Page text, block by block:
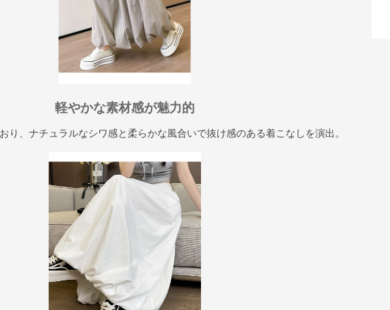
軽やかな素材感が魅力的
り、ナチュラルなシワ感と柔らかな風合いで抜け感のある着こなしを演出。